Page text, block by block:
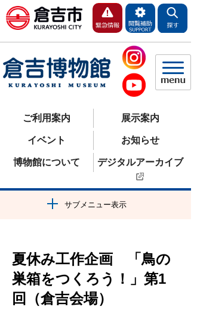
ご利用案内 展示案内
イベント お知らせ
博物館について デジタルアーカイブ
サブメニュー表示
夏休み工作企画 「鳥の
巣箱をつくろう！」第1
回（倉吉会場）